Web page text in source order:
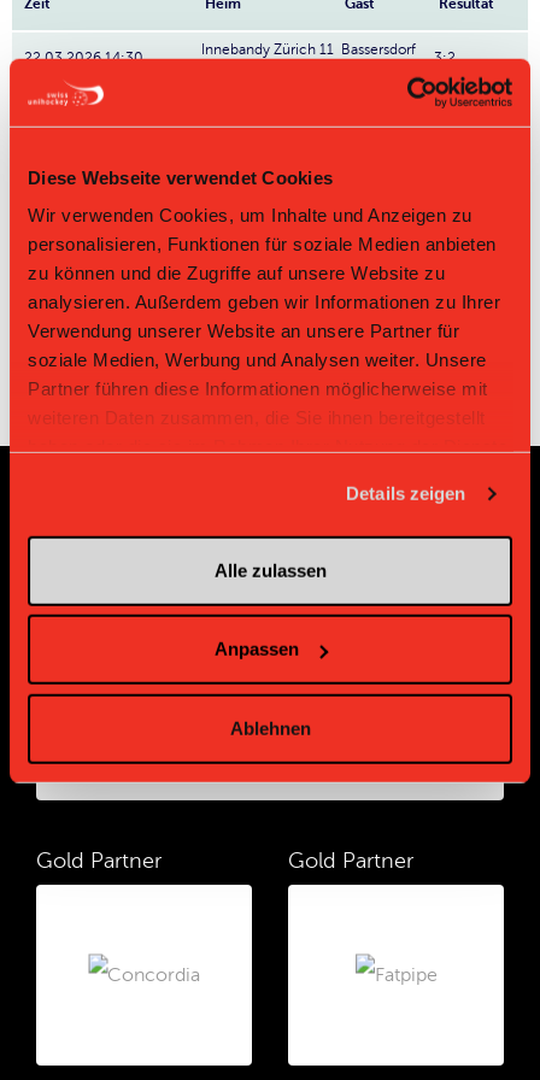
Diese Webseite verwendet Cookies
Wir verwenden Cookies, um Inhalte und Anzeigen zu
personalisieren, Funktionen für soziale Medien anbieten
zu können und die Zugriffe auf unsere Website zu
analysieren. Außerdem geben wir Informationen zu Ihrer
Verwendung unserer Website an unsere Partner für
soziale Medien, Werbung und Analysen weiter. Unsere
Partner führen diese Informationen möglicherweise mit
weiteren Daten zusammen, die Sie ihnen bereitgestellt
Details zeigen
Alle zulassen
Anpassen
Ablehnen
Zeit Heim Gast Resultat
22.03.2026 14:30
Innebandy Zürich 11 Bassersdorf
3:2
10.01.2026 14:30 1:2
Nürensdorf IV
02.04.2023 09:00
Innebandy Zürich 11
II
Bassersdorf
Nürensdorf IV 3:5
29.01.2023 09:00
Nürensdorf IV
Zürich 11 II
4:9
Gold Partner Gold Partner